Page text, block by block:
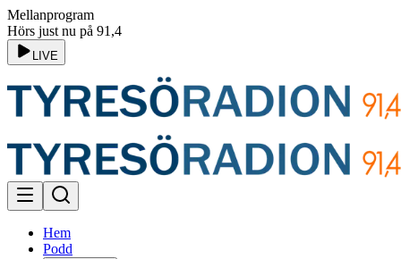
Mellanprogram
Hörs just nu på 91,4
LIVE
Hem
Podd